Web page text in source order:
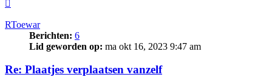
RToewar
Berichten: 6
Lid geworden op: ma okt 16, 2023 9:47 am
Re: Plaatjes verplaatsen vanzelf